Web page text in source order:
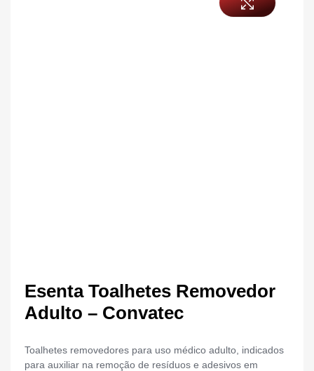
Esenta Toalhetes Removedor
Adulto – Convatec
Toalhetes removedores para uso médico adulto, indicados
para auxiliar na remoção de resíduos e adesivos em